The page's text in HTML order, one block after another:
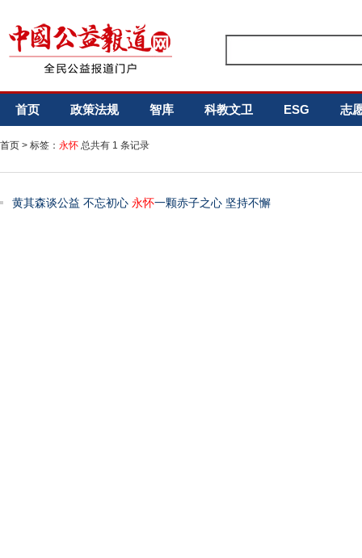
首页 政策法规 智库 科教文卫 ESG 志
首页 > 标签： 永怀 总共有 1 条记录
黄其森谈公益 不忘初心 永怀一颗赤子之心 坚持不懈